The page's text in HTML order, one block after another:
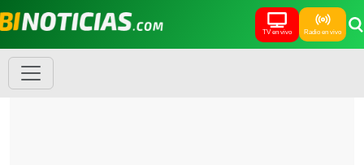
TV en vivo Radio en vivo